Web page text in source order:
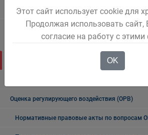
Боевое братство
ПАСПОРТ общественных, общественно-
формирований Беловского городского округа
Электронный бюллетень Беловского
Оценка регулирующего воздействия (ОРВ)
Нормативные правовые акты по вопросам
Этот сайт использует cookie для
Продолжая использовать сайт,
согласие на работу с
OK